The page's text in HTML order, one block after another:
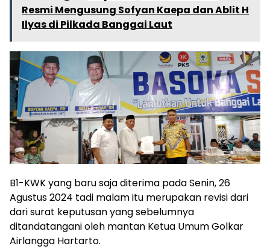
Resmi Mengusung Sofyan Kaepa dan Ablit H
Ilyas di Pilkada Banggai Laut
B1-KWK yang baru saja diterima pada Senin, 26
Agustus 2024 tadi malam itu merupakan revisi dari
dari surat keputusan yang sebelumnya
ditandatangani oleh mantan Ketua Umum Golkar
Airlangga Hartarto.